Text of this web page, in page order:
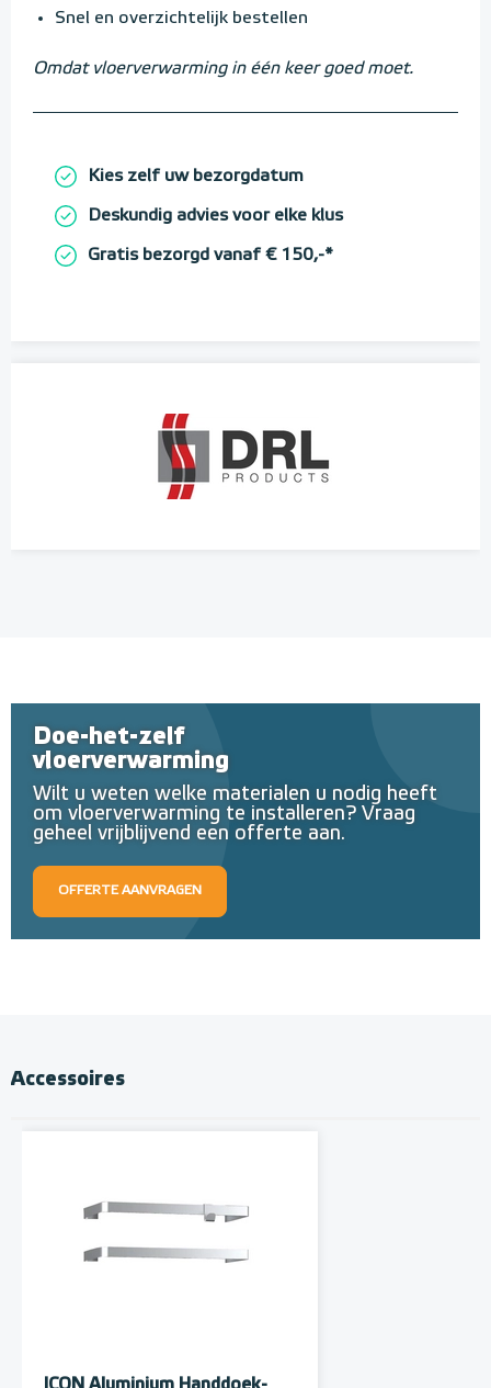
Snel en overzichtelijk bestellen
Omdat vloerverwarming in één keer goed moet.
Kies zelf uw bezorgdatum
Deskundig advies voor elke klus
Gratis bezorgd vanaf € 150,-*
Doe-het-zelf
vloerverwarming
Wilt u weten welke materialen u nodig heeft
om vloerverwarming te installeren? Vraag
geheel vrijblijvend een offerte aan.
OFFERTE AANVRAGEN
Accessoires